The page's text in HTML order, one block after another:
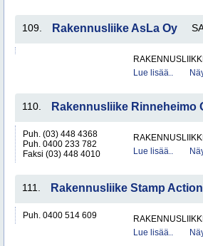
109. Rakennusliike AsLa Oy
Lue lisää..
110. Rakennusliike Rinneheimo
Puh. (03) 448 4368
Puh. 0400 233 782
Faksi (03) 448 4010
Lue lisää..
111. Rakennusliike Stamp
Puh. 0400 514 609
Lue lisää..